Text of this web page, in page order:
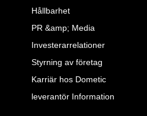
Hållbarhet
PR &amp; Media
Investerarrelationer
Styrning av företag
Karriär hos Dometic
leverantör Information